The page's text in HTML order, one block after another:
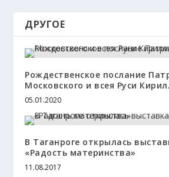
ДРУГОЕ
Рождественское послание
Московского и всея Руси
05.01.2020
В Таганроге открылась
«Радость материнства»
11.08.2017